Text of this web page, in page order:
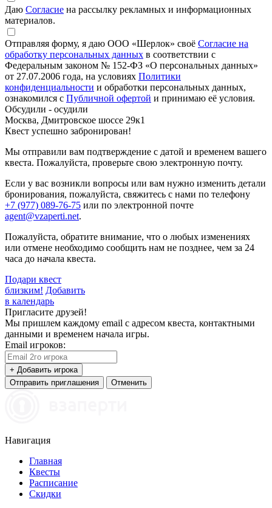
Даю Согласие на рассылку рекламных и информационных
материалов.
Отправляя форму, я даю ООО «Шерлок» своё Согласие на
обработку персональных данных в соответствии с
Федеральным законом № 152-ФЗ «О персональных данных»
от 27.07.2006 года, на условиях Политики
конфиденциальности и обработки персональных данных,
ознакомился с Публичной офертой и принимаю её условия.
Обсудили - осудили
Москва, Дмитровское шоссе 29к1
Квест успешно забронирован!
Мы отправили вам подтверждение с датой и временем вашего
квеста. Пожалуйста, проверьте свою электронную почту.
Если у вас возникли вопросы или вам нужно изменить детали
бронирования, пожалуйста, свяжитесь с нами по телефону
+7 (977) 089-76-75 или по электронной почте
agent@vzaperti.net.
Пожалуйста, обратите внимание, что о любых изменениях
или отмене необходимо сообщить нам не позднее, чем за 24
часа до начала квеста.
Подари квест
близким! Добавить
в календарь
Пригласите друзей!
Мы пришлем каждому email с адресом квеста, контактными
данными и временем начала игры.
Email игроков:
+ Добавить игрока
Отправить приглашения
Отменить
Навигация
Главная
Квесты
Расписание
Скидки